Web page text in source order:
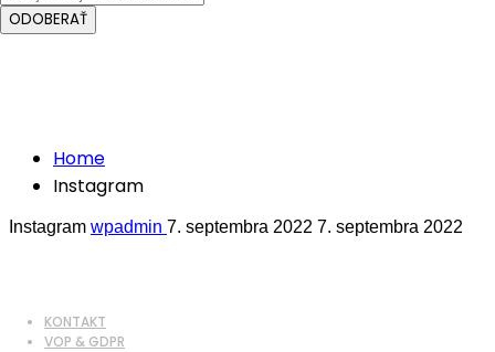
ODOBERAŤ
Home
Instagram
Instagram wpadmin 7. septembra 2022 7. septembra 2022
KONTAKT
VOP & GDPR